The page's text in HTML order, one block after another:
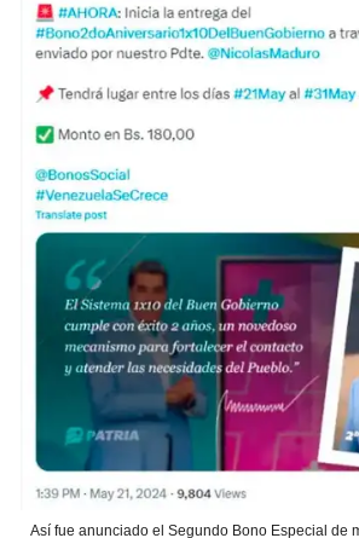
Así fue anunciado el Segundo Bono Especial de